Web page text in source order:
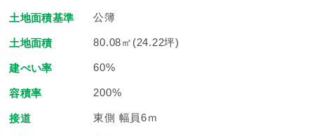
土地面積基準 公簿
土地面積 80.08㎡(24.22坪)
建ぺい率 60%
容積率 200%
接道 東側 幅員6ｍ